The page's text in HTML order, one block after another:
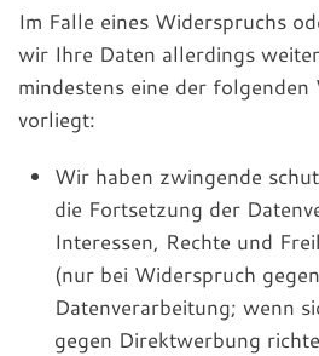
Im Falle eines Widerspruchs
wir Ihre Daten allerdings
mindestens eine der folgenden
vorliegt:
Wir haben zwingende
die Fortsetzung der
Interessen, Rechte und
(nur bei Widerspruch
Datenverarbeitung; wenn
gegen Direktwerbung